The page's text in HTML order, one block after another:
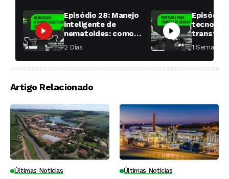
Episódio 28: Manejo
inteligente de
nematoides: como
aumentar a
produtividade das
soqueiras?
2 Dias ⁮
Episódio
fábricas
1 Semana ⁮
Artigo Relacionado
Últimas Notícias Últimas Notícias